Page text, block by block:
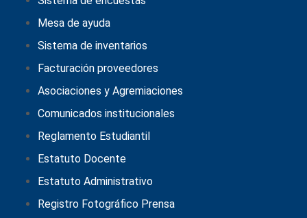
Mesa de ayuda
Sistema de inventarios
Facturación proveedores
Asociaciones y Agremiaciones
Comunicados institucionales
Reglamento Estudiantil
Estatuto Docente
Estatuto Administrativo
Registro Fotográfico Prensa